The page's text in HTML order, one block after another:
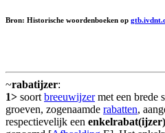
Bron: Historische woordenboeken op
~rabatijzer:
1> soort breeuwijzermet een brede
groeven, zogenaamde rabatten,
respectievelijk een enkelrabat(ijzer)